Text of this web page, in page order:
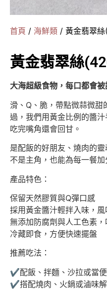
首頁 / 海鮮類 / 黃金翡翠
黃金翡翠絲
大海超級食物，每口都會
滑、Q、脆，帶點微蒜微
過，我們用黃金比例的醬
吃完嘴角還會回甘。
是配飯的好朋友、燒肉的
不是主角，也能為每一餐
產品特色：
保留天然膠質與Q彈口感
採用黃金醬汁輕拌入味，
無添加防腐劑與人工色素
冷藏即食，方便快速擺盤
推薦吃法：
✔配飯、拌麵、沙拉或當
✔搭配燒肉、火鍋或滷味